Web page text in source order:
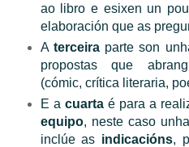
ao libro e esixen un
elaboración que as
A terceiraparte son
propostas que
(cómic, crítica literaria,
E a cuartaé para a
equipo, neste caso
inclúe as indicacións,